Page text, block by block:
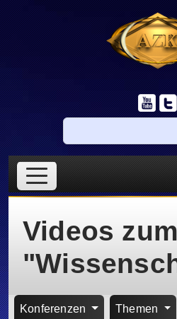
Videos
Konferenzen Themen